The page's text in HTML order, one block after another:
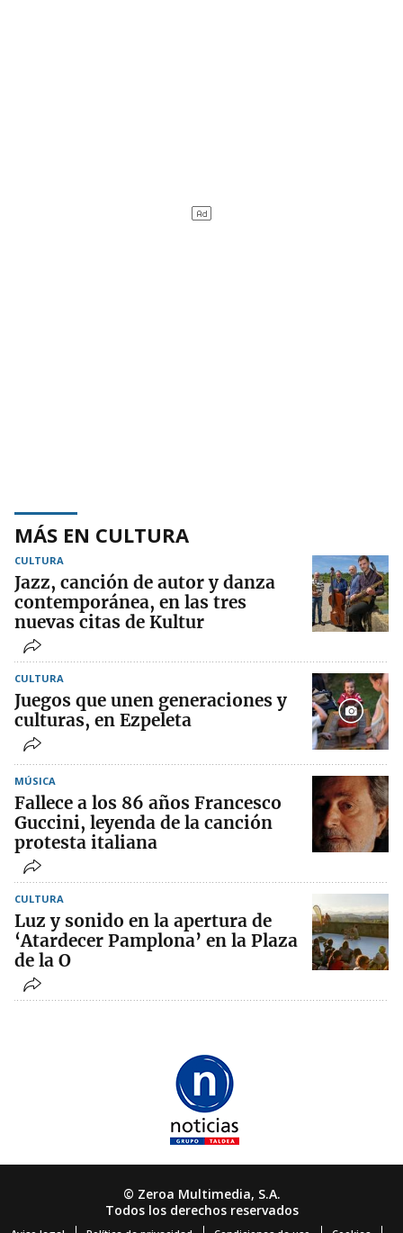
MÁS EN CULTURA
CULTURA
Jazz, canción de autor y danza
contemporánea, en las tres
nuevas citas de Kultur
CULTURA
Juegos que unen generaciones y
culturas, en Ezpeleta
MÚSICA
Fallece a los 86 años Francesco
Guccini, leyenda de la canción
protesta italiana
CULTURA
Luz y sonido en la apertura de
‘Atardecer Pamplona’ en la Plaza
de la O
© Zeroa Multimedia, S.A.
Todos los derechos reservados